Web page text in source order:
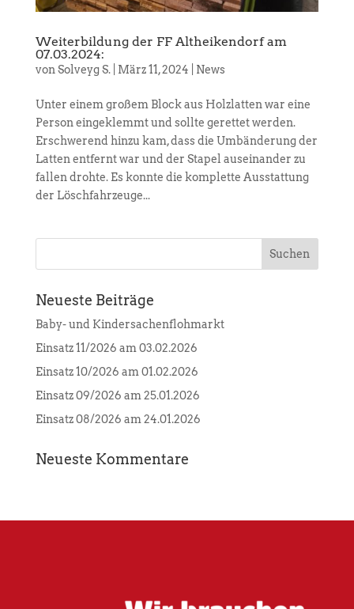
Weiterbildung der FF Altheikendorf am
07.03.2024:
von Solveyg S.| März 11, 2024 News
Unter einem großem Block aus Holzlatten war eine
Person eingeklemmt und sollte gerettet werden.
Erschwerend hinzu kam, dass die Umbänderung der
Latten entfernt war und der Stapel auseinander zu
fallen drohte. Es konnte die komplette Ausstattung
der Löschfahrzeuge...
Neueste Beiträge
Baby- und Kindersachenflohmarkt
Einsatz 11/2026 am 03.02.2026
Einsatz 10/2026 am 01.02.2026
Einsatz 09/2026 am 25.01.2026
Einsatz 08/2026 am 24.01.2026
Neueste Kommentare